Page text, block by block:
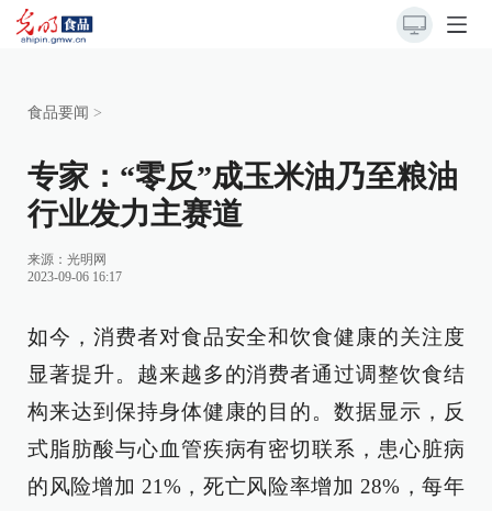
食品要闻 >
专家：“零反”成玉米油乃至粮油
行业发力主赛道
来源： 光明网
2023-09-06 16:17
如今，消费者对食品安全和饮食健康的关注度
显著提升。越来越多的消费者通过调整饮食结
构来达到保持身体健康的目的。数据显示，反
式脂肪酸与心血管疾病有密切联系，患心脏病
的风险增加 21%，死亡风险率增加 28%，每年